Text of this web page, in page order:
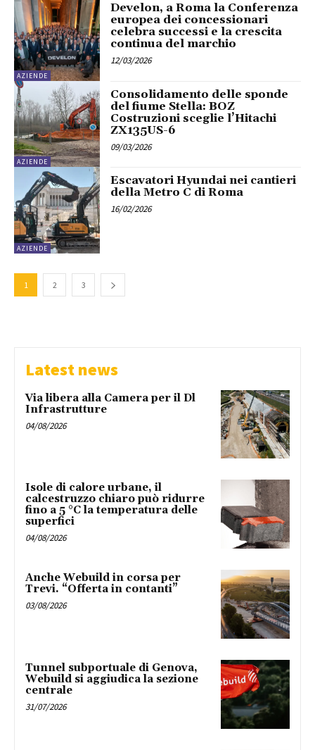
AZIENDE
Develon, a Roma la Conferenza
europea dei concessionari
celebra successi e la crescita
continua del marchio
12/03/2026
AZIENDE
Consolidamento delle sponde
del fiume Stella: BOZ
Costruzioni sceglie l’Hitachi
ZX135US-6
09/03/2026
AZIENDE
Escavatori Hyundai nei cantieri
della Metro C di Roma
16/02/2026
1 2 3
Latest news
Via libera alla Camera per il Dl
Infrastrutture
04/08/2026
Isole di calore urbane, il
calcestruzzo chiaro può ridurre
fino a 5 °C la temperatura delle
superfici
04/08/2026
Anche Webuild in corsa per
Trevi. “Offerta in contanti”
03/08/2026
Tunnel subportuale di Genova,
Webuild si aggiudica la sezione
centrale
31/07/2026